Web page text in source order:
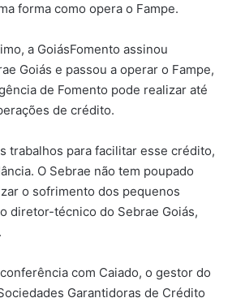
forma como opera o Fampe.
a GoiásFomento assinou
Goiás e passou a operar o Fampe,
de Fomento pode realizar até
de crédito.
trabalhos para facilitar esse crédito,
O Sebrae não tem poupado
o sofrimento dos pequenos
diretor-técnico do Sebrae Goiás,
com Caiado, o gestor do
Garantidoras de Crédito